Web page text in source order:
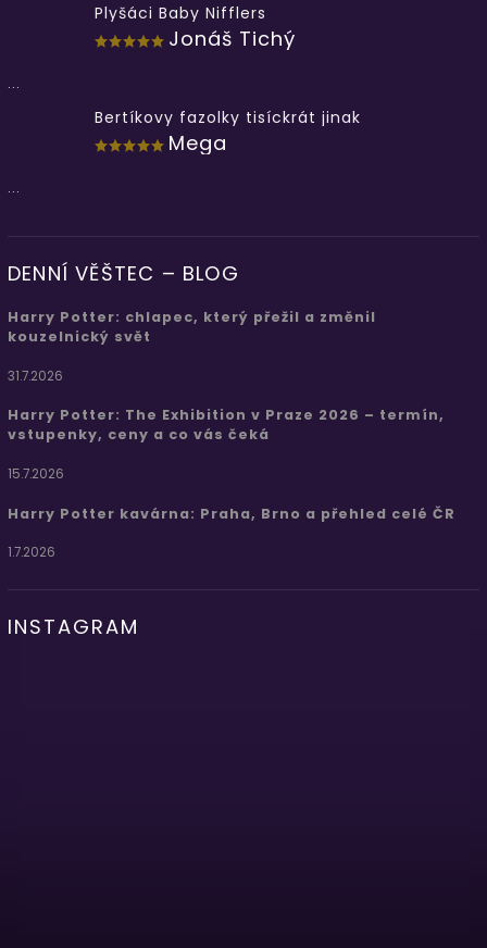
Plyšáci Baby Nifflers
Jonáš Tichý
...
Bertíkovy fazolky tisíckrát jinak
Mega
...
DENNÍ VĚŠTEC – BLOG
Harry Potter: chlapec, který přežil a změnil
kouzelnický svět
31.7.2026
Harry Potter: The Exhibition v Praze 2026 – termín,
vstupenky, ceny a co vás čeká
15.7.2026
Harry Potter kavárna: Praha, Brno a přehled celé ČR
1.7.2026
INSTAGRAM